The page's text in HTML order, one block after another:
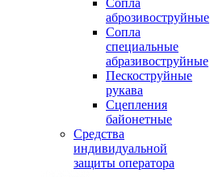
Сопла
аброзивоструйные
Сопла
специальные
абразивоструйные
Пескоструйные
рукава
Сцепления
байонетные
Средства
индивидуальной
защиты оператора